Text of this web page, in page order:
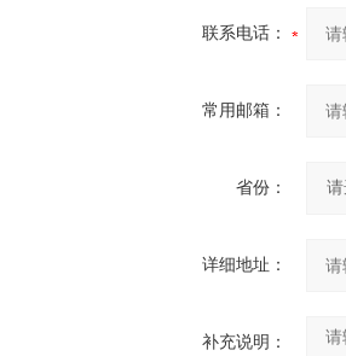
联系电话：
常用邮箱：
省份：
详细地址：
补充说明：